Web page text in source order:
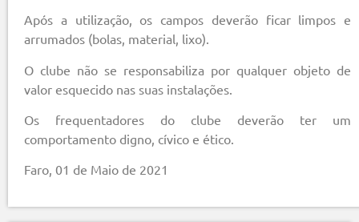
Após a utilização, os campos deverão ficar limpos e
arrumados (bolas, material, lixo).
O clube não se responsabiliza por qualquer objeto de
valor esquecido nas suas instalações.
Os frequentadores do clube deverão ter um
comportamento digno, cívico e ético.
Faro, 01 de Maio de 2021